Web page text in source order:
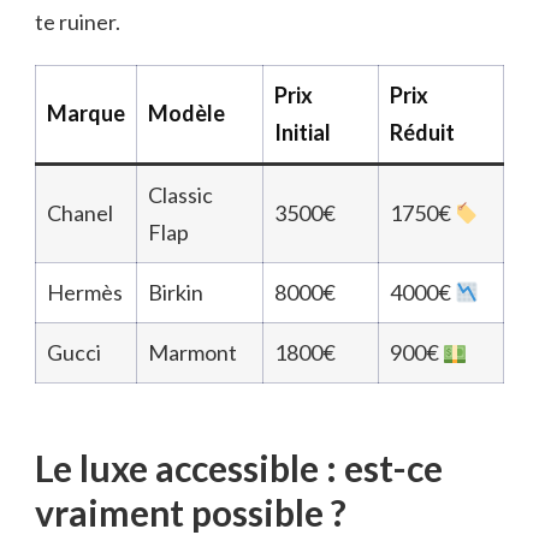
te ruiner.
Marque Modèle
Prix
Initial
Prix
Réduit
Chanel
Classic
Flap
3500€ 1750€
Hermès Birkin 8000€ 4000€
Gucci Marmont 1800€ 900€
Le luxe accessible : est-ce
vraiment possible ?